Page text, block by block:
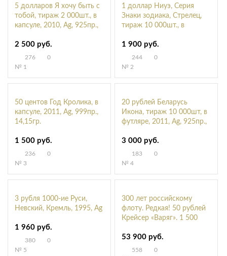
5 долларов Я хочу быть с
тобой, тираж 2 000шт., в
капсуле, 2010, Ag, 925пр.,
2 500 руб.
276
0
№ 1
1 доллар Ниуэ, Серия
Знаки зодиака, Стрелец,
тираж 10 000шт., в
28,28гр.
1 900 руб.
244
0
№ 2
50 центов Год Кролика, в
капсуле, 2011, Ag, 999пр.,
14,15гр.
1 500 руб.
236
0
№ 3
20 рублей Беларусь
Икона, тираж 10 000шт, в
футляре, 2011, Ag, 925пр.,
3 000 руб.
183
0
№ 4
3 рубля 1000-ие Руси,
Невский, Кремль, 1995, Ag
1 960 руб.
380
0
№ 5
300 лет российскому
флоту. Редкая! 50 рублей
Крейсер «Варяг». 1 500
53 900 руб.
558
0